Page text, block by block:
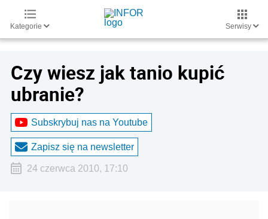
Kategorie Serwisy
Czy wiesz jak tanio kupić
ubranie?
Subskrybuj nas na Youtube
Zapisz się na newsletter
24 czerwca 2010, 17:10